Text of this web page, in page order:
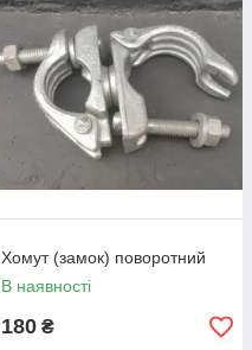
Хомут (замок) поворотний
В наявності
180 ₴